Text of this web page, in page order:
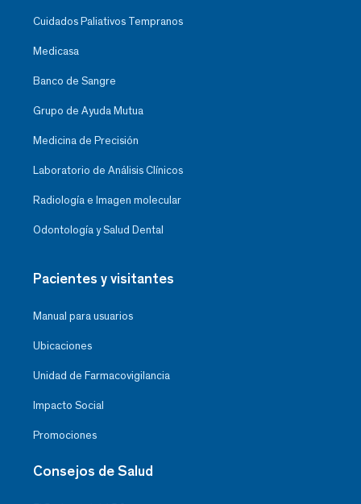
Cuidados Paliativos Tempranos
Medicasa
Banco de Sangre
Grupo de Ayuda Mutua
Medicina de Precisión
Laboratorio de Análisis Clínicos
Radiología e Imagen molecular
Odontología y Salud Dental
Pacientes y visitantes
Manual para usuarios
Ubicaciones
Unidad de Farmacovigilancia
Impacto Social
Promociones
Consejos de Salud